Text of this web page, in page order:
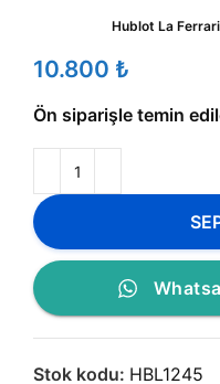
Hublot La
₺
Ön siparişle temin
Stok kodu: HBL1245